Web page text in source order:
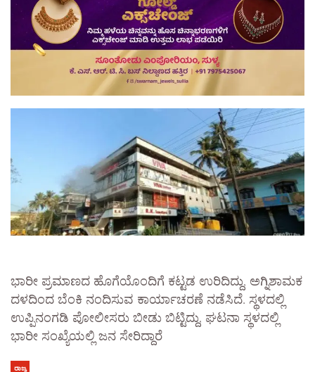
ಭಾರೀ ಪ್ರಮಾಣದ ಹೊಗೆಯೊಂದಿಗೆ ಕಟ್ಟಡ ಉರಿದಿದ್ದು, ಅಗ್ನಿಶಾಮಕ
ದಳದಿಂದ ಬೆಂಕಿ ನಂದಿಸುವ ಕಾರ್ಯಾಚರಣೆ ನಡೆಸಿದೆ. ಸ್ಥಳದಲ್ಲಿ
ಉಪ್ಪಿನಂಗಡಿ ಪೋಲೀಸರು ಬೀಡು ಬಿಟ್ಟಿದ್ದು, ಘಟನಾ ಸ್ಥಳದಲ್ಲಿ
ಭಾರೀ ಸಂಖ್ಯೆಯಲ್ಲಿ ಜನ ಸೇರಿದ್ದಾರೆ
ರಾಜ್ಯ